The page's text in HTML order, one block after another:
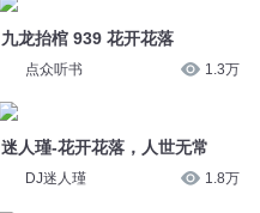
九龙抬棺 939 花开花落
点众听书 1.3万
迷人瑾-花开花落，人世无常
DJ迷人瑾 1.8万